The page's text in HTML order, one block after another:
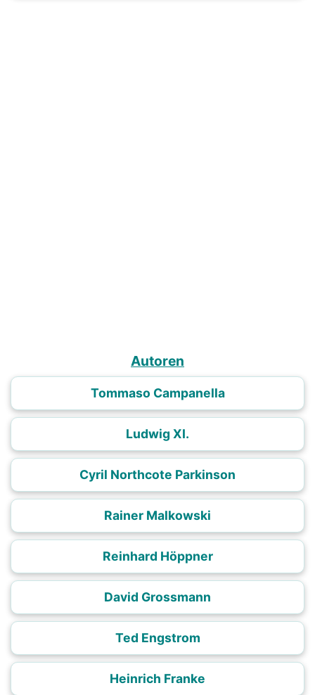
Autoren
Tommaso Campanella
Ludwig XI.
Cyril Northcote Parkinson
Rainer Malkowski
Reinhard Höppner
David Grossmann
Ted Engstrom
Heinrich Franke